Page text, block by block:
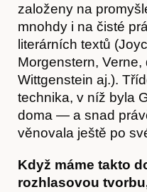
založeny na
mnohdy i na čisté
literárních textů
Morgenstern, Verne,
Wittgenstein aj.).
technika, v níž byla
doma — a snad
věnovala ještě po
Když máme takto
rozhlasovou